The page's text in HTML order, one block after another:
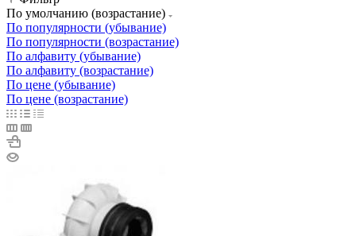
По умолчанию (возрастание)
По популярности (убывание)
По популярности (возрастание)
По алфавиту (убывание)
По алфавиту (возрастание)
По цене (убывание)
По цене (возрастание)